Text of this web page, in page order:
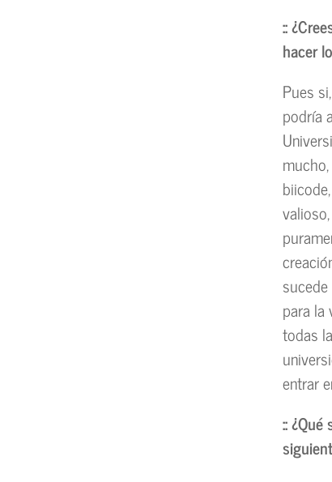
::
hacer
Pues
podría
para la
todas
entrar
::